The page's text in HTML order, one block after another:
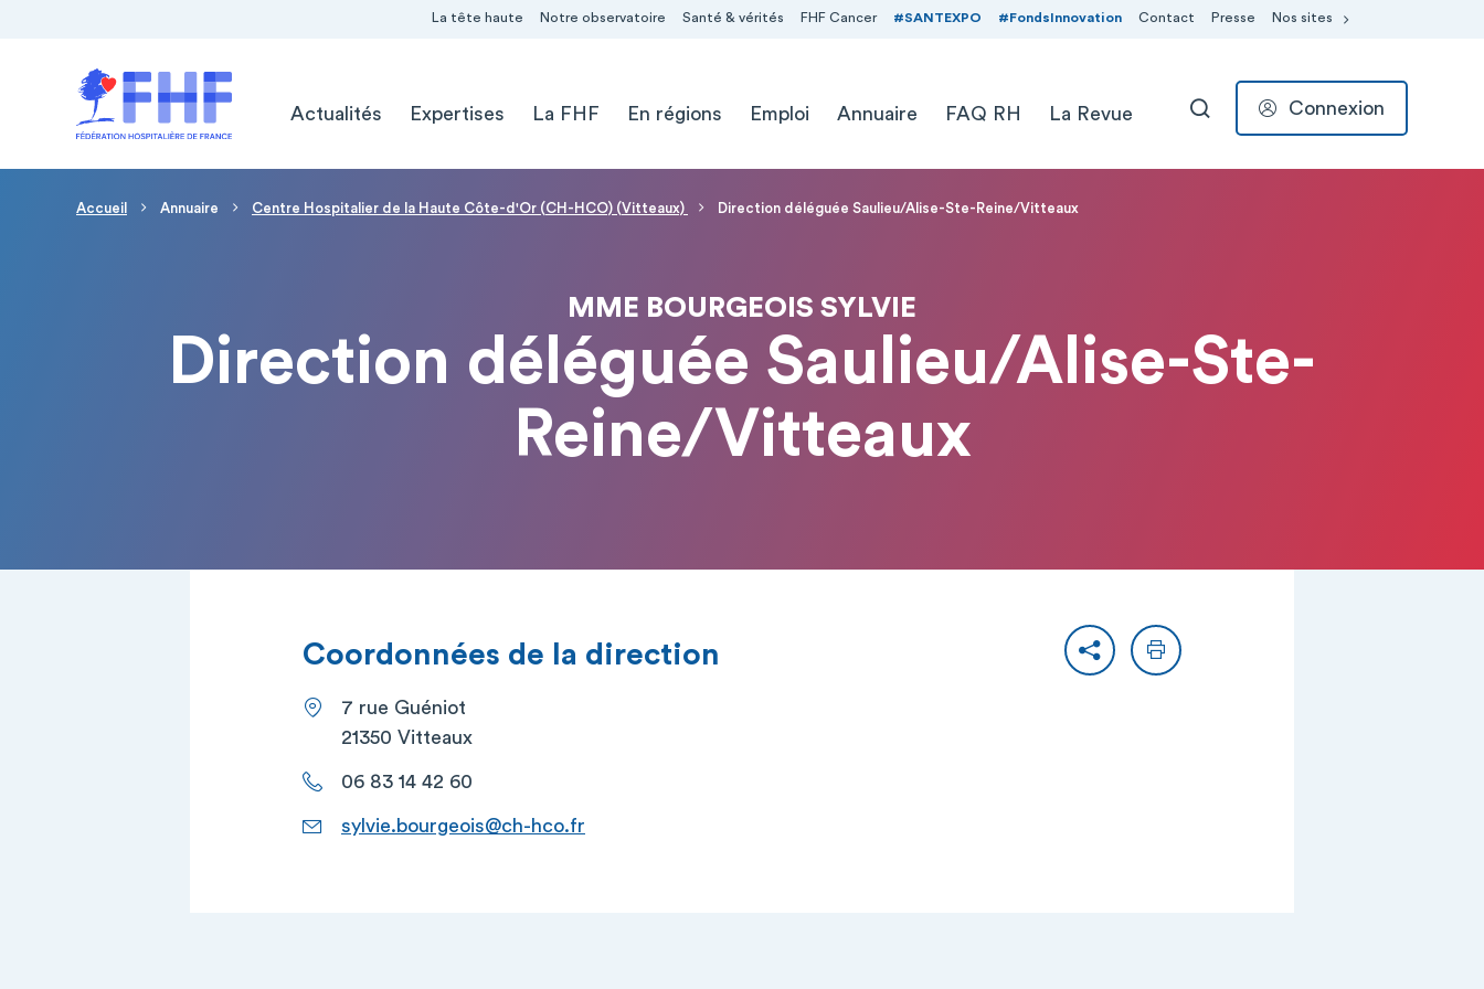
La tête haute Notre observatoire Santé & vérités FHF Cancer #SANTEXPO #FondsInnovation Contact Presse Nos sites
Actualités
Expertises La FHF En régions Emploi Annuaire FAQ RH La Revue RECHERCHER
Connexion
Fil d'Ariane
Accueil Annuaire Centre Hospitalier de la Haute Côte-d'Or (CH-HCO) (Vitteaux) Direction déléguée Saulieu/Alise-Ste-Reine/Vitteaux
MME BOURGEOIS SYLVIE
Direction déléguée Saulieu/Alise-Ste-
Reine/Vitteaux
PartagerImprimer
Coordonnées de la direction
7 rue Guéniot
21350 Vitteaux
06 83 14 42 60
sylvie.bourgeois@ch-hco.fr